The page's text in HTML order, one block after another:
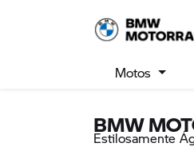
Motos
BMW
Estilosamente